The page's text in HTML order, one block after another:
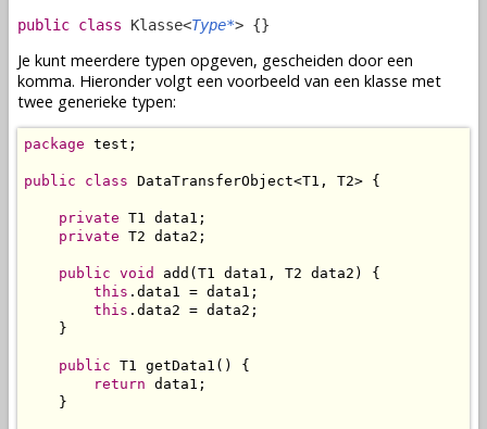
public class Klasse<Type*> {}
Je kunt meerdere typen opgeven, gescheiden door een
komma. Hieronder volgt een voorbeeld van een klasse met
twee generieke typen:
package test;
public class DataTransferObject<T1, T2> {
private T1 data1;
private T2 data2;
public void
add(T1 data1, T2 data2) {
this .data1 = data1;
this .data2 = data2;
    }
public T1 getData1() {
return data1;
    }